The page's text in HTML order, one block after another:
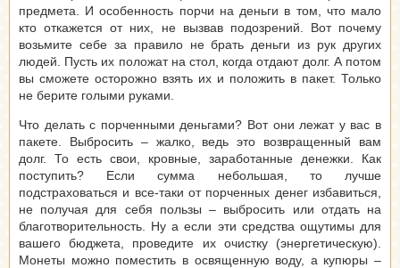
предмета. И особенность порчи на деньги в том, что мало
кто откажется от них, не вызвав подозрений. Вот почему
возьмите себе за правило не брать деньги из рук других
людей. Пусть их положат на стол, когда отдают долг. А потом
вы сможете осторожно взять их и положить в пакет. Только
не берите голыми руками.
Что делать с порченными деньгами? Вот они лежат у вас в
пакете. Выбросить – жалко, ведь это возвращенный вам
долг. То есть свои, кровные, заработанные денежки. Как
поступить? Если сумма небольшая, то лучше
подстраховаться и все-таки от порченных денег избавиться,
не получая для себя пользы – выбросить или отдать на
благотворительность. Ну а если эти средства ощутимы для
вашего бюджета, проведите их очистку (энергетическую).
Монеты можно поместить в освященную воду, а купюры –